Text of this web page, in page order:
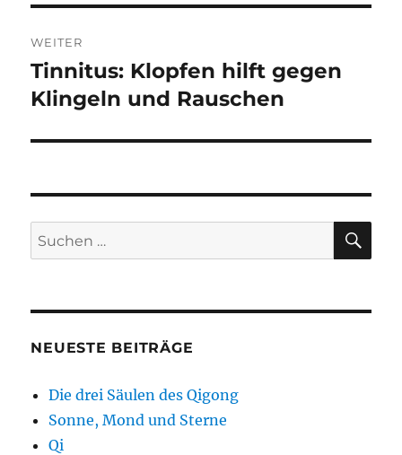
WEITER
Nächster
Beitrag:
Tinnitus: Klopfen hilft gegen
Klingeln und Rauschen
Suchen
nach:
NEUESTE BEITRÄGE
Die drei Säulen des Qigong
Sonne, Mond und Sterne
Qi